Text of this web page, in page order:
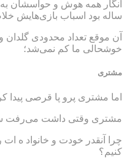
ساله بود اسباب بازی‌هایش
آن موقع تعداد محدودی
خوشحالی ما کم نمی‌شد؛
مشتری
اما مشتری پرو پا قرصی پیدا کرده بودیم حدود ۲۵ سال پیش
مشتری وقتی داشت می‌رفت سرش
چرا آنقدر خودت و خانواد ه
کنیم؟